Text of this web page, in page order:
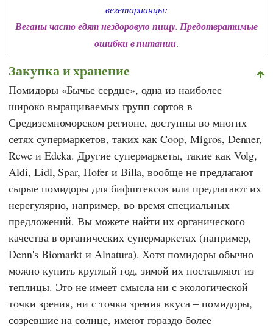
вегетарианцы:
Веганы часто едят нездоровую пищу. Предотвратимые
ошибки в питании.
Закупка и хранение
Помидоры «Бычье сердце», одна из наиболее
широко выращиваемых групп сортов в
Средиземноморском регионе, доступны во многих
сетях супермаркетов, таких какCoop,Migros, Denner,
Reweи Edeka. Другие супермаркеты, такие как Volg,
Aldi, Lidl,Spar,Hoferи Billa, вообще не предлагают
сырые помидоры для бифштексов или предлагают их
нерегулярно, например, во время специальных
предложений. Вы можете найти их органического
качества в органических супермаркетах (например,
Denn's Biomarkt иAlnatura). Хотя помидоры обычно
можно купить круглый год, зимой их поставляют из
теплицы. Это не имеет смысла ни с экологической
точки зрения, ни с точки зрения вкуса – помидоры,
созревшие на солнце, имеют гораздо более